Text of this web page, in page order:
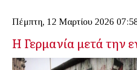
Πέμπτη, 12 Μαρτίου 2026
Η Γερμανία μετά την